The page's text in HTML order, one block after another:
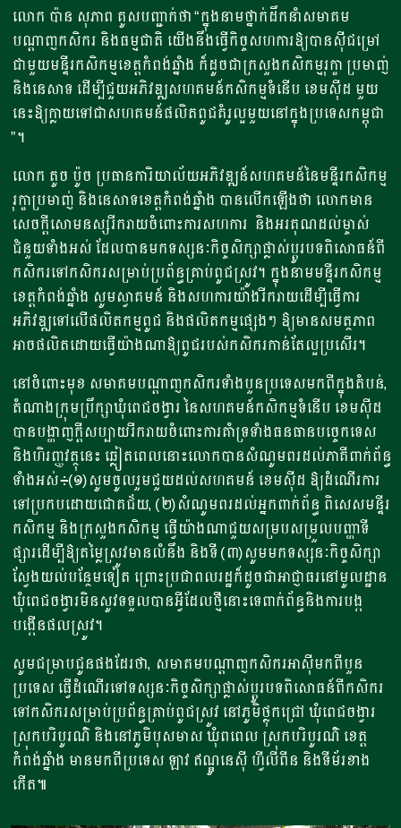
លោក ប៉ាន សុភាព គូសបញ្ជាក់ថា “ក្នុងនាមថ្នាក់ដឹកនាំសមាគម
បណ្តាញកសិករ និងធម្មជាតិ យើងនឹងធ្វើកិច្ចសហការឱ្យបានស៊ីជម្រៅ
ជាមួយមន្ទីរកសិកម្មខេត្តកំពង់ឆ្នាំង ក៏ដូចជាក្រសួងកសិកម្មរុក្ខា ប្រមាញ់
និងនេសាទ ដើម្បីជួយអភិវឌ្ឍសហគមន៍កសិកម្មទំនើប ខេមស៊ីដ មួយ
នេះឱ្យក្លាយទៅជាសហគមន៍ផលិតពូជគំរូល្អមួយនៅក្នុងប្រទេសកម្ពុជា
”។
លោក តូច ប៉ូច ប្រធានការិយាល័យអភិវឌ្ឍន៍សហគមន៍នៃមន្ទីរកសិកម្ម
រុក្ខាប្រមាញ់ និងនេសាទខេត្តកំពង់ឆ្នាំង បានលើកឡើងថា លោកមាន
សេចក្តីសោមនស្សរីករាយចំពោះការសហការ និងអរគុណដល់ម្ចាស់
ជំនួយទាំងអស់ ដែលបានមកទស្សនៈកិច្ចសិក្សាផ្លាស់ប្តូរបទពិសោធន៍ពី
កសិករទៅកសិករសម្រាប់ប្រព័ន្ធគ្រាប់ពូជស្រូវ។ ក្នុងនាមមន្ទីរកសិកម្ម
ខេត្តកំពង់ឆ្នាំង សូមស្វាគមន៍ និងសហការយ៉ាងរីករាយដើម្បីធ្វើការ
អភិវឌ្ឍទៅលើផលិតកម្មពូជ និងផលិតកម្មផ្សេងៗ ឱ្យមានសមត្ថភាព
អាចផលិតដោយធ្វើយ៉ាងណាឱ្យពូជរបស់កសិករកាន់តែល្អប្រសើរ។
នៅចំពោះមុខ សមាគមបណ្តាញកសិករទាំងបួនប្រទេសមកពីក្នុងតំបន់,
តំណាងក្រុមប្រឹក្សាឃុំពេជចង្វារ នៃសហគមន៍កសិកម្មទំនើប ខេមស៊ីដ
បានបង្ហាញក្តីសប្បាយរីករាយចំពោះការគាំទ្រទាំងធនធានបច្ចេកទេស
និងហិរញ្ញវត្ថុនេះ ឆ្លៀតពេលនោះលោកបានសំណូមពរដល់ភាគីពាក់ព័ន្ធ
ទាំងអស់៖(១)សូមចូលរួមជួយដល់សហគមន៍ ខេមស៊ីដ ឱ្យដំណើរការ
ទៅប្រកបដោយជោគជ័យ, (២)សំណូមពរដល់អ្នកពាក់ព័ន្ធ ពិសេសមន្ទីរ
កសិកម្ម និងក្រសួងកសិកម្ម ធ្វើយ៉ាងណាជួយសម្របសម្រួលបញ្ហាទី
ផ្សារដើម្បីឱ្យតម្លៃស្រូវមានលំនឹង និងទី (៣)សូមមកទស្សនៈកិច្ចសិក្សា
ស្វែងយល់បន្ថែមទៀត ព្រោះប្រជាពលរដ្ឋក៏ដូចជាអាជ្ញាធរនៅមូលដ្ឋាន
ឃុំពេជចង្វារមិនសូវទទួលបានអ្វីដែលថ្មីនោះទេពាក់ព័ន្ធនិងការបង្ក
បង្កើនផលស្រូវ។
សូមជម្រាបជូនផងដែរថា, សមាគមបណ្តាញកសិករអាស៊ីមកពីបួន
ប្រទេស ធ្វើដំណើរទៅទស្សនៈកិច្ចសិក្សាផ្លាស់ប្តូរបទពិសោធន៍ពីកសិករ
ទៅកសិករសម្រាប់ប្រព័ន្ធគ្រាប់ពូជស្រូវ នៅភូមិថ្លុកជ្រៅ ឃុំពេជចង្វារ
ស្រុកបរិបូរណ៌ និងនៅភូមិបុសមាស ឃុំពពេល ស្រុកបរិបូរណ៌ ខេត្ត
កំពង់ឆ្នាំង មានមកពីប្រទេស ឡាវ ឥណ្ឌូនេស៊ី ហ្វីលីពីន និងទីម័រខាង
កើត៕